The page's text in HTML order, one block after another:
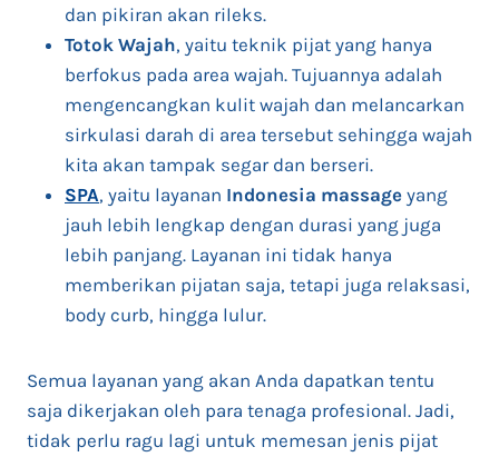
dan pikiran akan rileks.
Totok Wajah, yaitu teknik pijat yang hanya
berfokus pada area wajah. Tujuannya adalah
mengencangkan kulit wajah dan melancarkan
sirkulasi darah di area tersebut sehingga wajah
kita akan tampak segar dan berseri.
SPA, yaitu layanan Indonesia massage yang
jauh lebih lengkap dengan durasi yang juga
lebih panjang. Layanan ini tidak hanya
memberikan pijatan saja, tetapi juga relaksasi,
body curb, hingga lulur.
Semua layanan yang akan Anda dapatkan tentu
saja dikerjakan oleh para tenaga profesional. Jadi,
tidak perlu ragu lagi untuk memesan jenis pijat